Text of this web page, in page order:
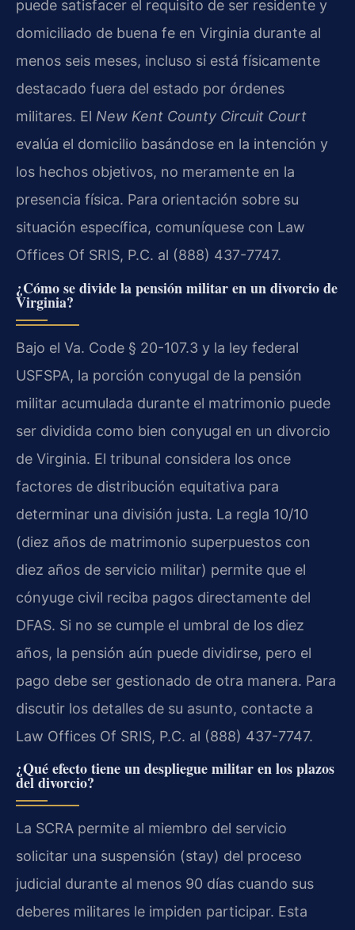
puede satisfacer el requisito de ser residente y
domiciliado de buena fe en Virginia durante al
menos seis meses, incluso si está físicamente
destacado fuera del estado por órdenes
militares. El New Kent County Circuit Court
evalúa el domicilio basándose en la intención y
los hechos objetivos, no meramente en la
presencia física. Para orientación sobre su
situación específica, comuníquese con Law
Offices Of SRIS, P.C. al (888) 437-7747.
¿Cómo se divide la pensión militar en un divorcio de
Virginia?
Bajo el Va. Code § 20-107.3 y la ley federal
USFSPA, la porción conyugal de la pensión
militar acumulada durante el matrimonio puede
ser dividida como bien conyugal en un divorcio
de Virginia. El tribunal considera los once
factores de distribución equitativa para
determinar una división justa. La regla 10/10
(diez años de matrimonio superpuestos con
diez años de servicio militar) permite que el
cónyuge civil reciba pagos directamente del
DFAS. Si no se cumple el umbral de los diez
años, la pensión aún puede dividirse, pero el
pago debe ser gestionado de otra manera. Para
discutir los detalles de su asunto, contacte a
Law Offices Of SRIS, P.C. al (888) 437-7747.
¿Qué efecto tiene un despliegue militar en los plazos
del divorcio?
La SCRA permite al miembro del servicio
solicitar una suspensión (stay) del proceso
judicial durante al menos 90 días cuando sus
deberes militares le impiden participar. Esta